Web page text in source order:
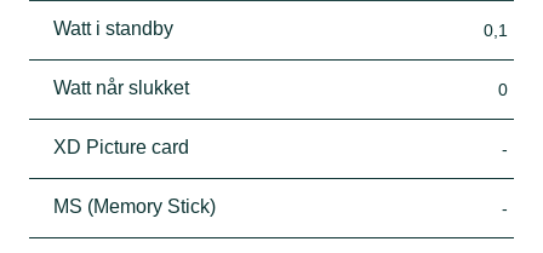
Watt i standby 0,1
Watt når slukket 0
XD Picture card -
MS (Memory Stick) -